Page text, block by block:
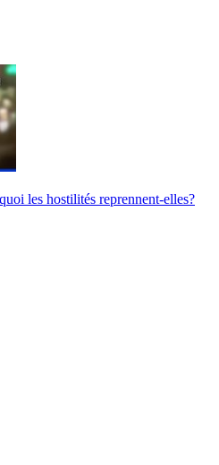
les hostilités reprennent-elles?